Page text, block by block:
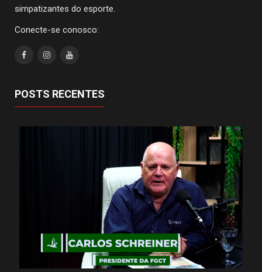
simpatizantes do esporte.
Conecte-se conosco:
POSTS RECENTES